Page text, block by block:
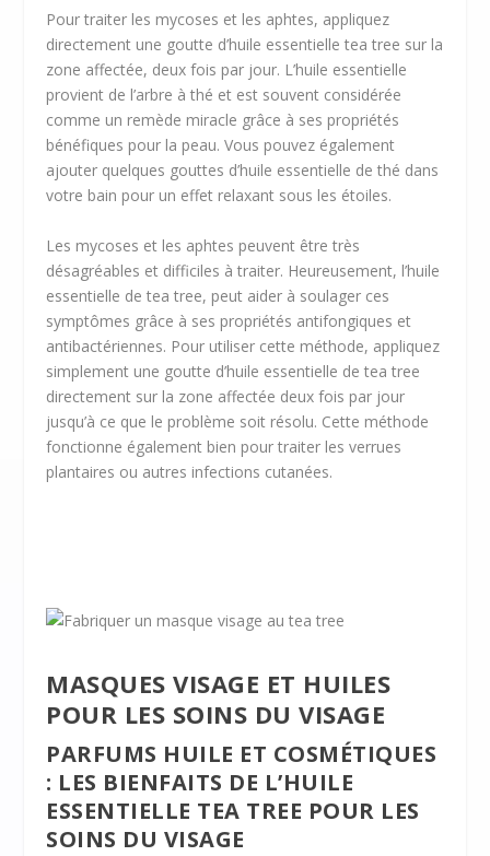
Pour traiter les mycoses et les aphtes, appliquez
directement une goutte d’huile essentielle tea tree sur la
zone affectée, deux fois par jour. L’huile essentielle
provient de l’arbre à thé et est souvent considérée
comme un remède miracle grâce à ses propriétés
bénéfiques pour la peau. Vous pouvez également
ajouter quelques gouttes d’huile essentielle de thé dans
votre bain pour un effet relaxant sous les étoiles.
Les mycoses et les aphtes peuvent être très
désagréables et difficiles à traiter. Heureusement, l’huile
essentielle de tea tree, peut aider à soulager ces
symptômes grâce à ses propriétés antifongiques et
antibactériennes. Pour utiliser cette méthode, appliquez
simplement une goutte d’huile essentielle de tea tree
directement sur la zone affectée deux fois par jour
jusqu’à ce que le problème soit résolu. Cette méthode
fonctionne également bien pour traiter les verrues
plantaires ou autres infections cutanées.
MASQUES VISAGE ET HUILES
POUR LES SOINS DU VISAGE
PARFUMS HUILE ET COSMÉTIQUES
: LES BIENFAITS DE L’HUILE
ESSENTIELLE TEA TREE POUR LES
SOINS DU VISAGE